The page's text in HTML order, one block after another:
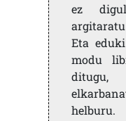
ez
argitaratu
Eta
modu
helburu.